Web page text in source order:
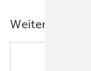
Weitere Inhalte